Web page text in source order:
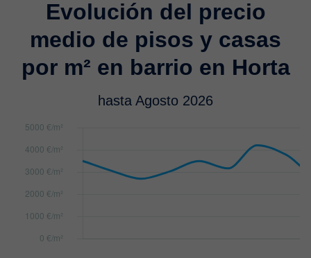
Evolución del precio
medio de pisos y casas
por m² en barrio en Horta
hasta Agosto 2026